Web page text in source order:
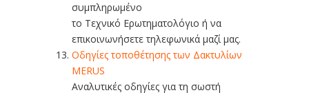
συμπληρωμένο
το Τεχνικό Ερωτηματολόγιο ή να
επικοινωνήσετε τηλεφωνικά μαζί μας.
Οδηγίες τοποθέτησης των Δακτυλίων
MERUS
Αναλυτικές οδηγίες για τη σωστή